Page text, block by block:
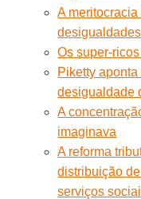
A
Os super-ricos
Piketty
desigualdade
A
imaginava
A reforma
distribuição
serviços